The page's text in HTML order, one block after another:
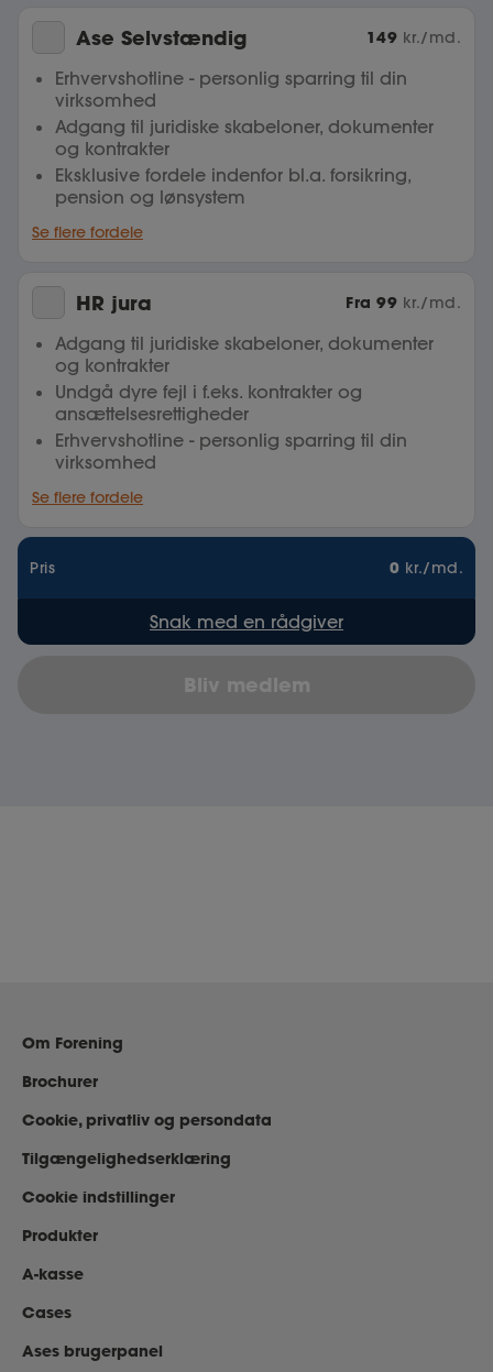
Ase Selvstændig 149 kr./md.
Erhvervshotline - personlig sparring til din
virksomhed
Adgang til juridiske skabeloner, dokumenter
og kontrakter
Eksklusive fordele indenfor bl.a. forsikring,
pension og lønsystem
Se flere fordele
HR jura Fra 99 kr./md.
Adgang til juridiske skabeloner, dokumenter
og kontrakter
Undgå dyre fejl i f.eks. kontrakter og
ansættelsesrettigheder
Erhvervshotline - personlig sparring til din
virksomhed
Se flere fordele
Pris 0 kr./md.
Snak med en rådgiver
Bliv medlem
Om Forening
Brochurer
Cookie, privatliv og persondata
Tilgængelighedserklæring
Cookie indstillinger
Produkter
A-kasse
Cases
Ases brugerpanel